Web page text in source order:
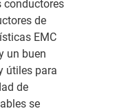
conductores
de
EMC
un buen
útiles para
de
se